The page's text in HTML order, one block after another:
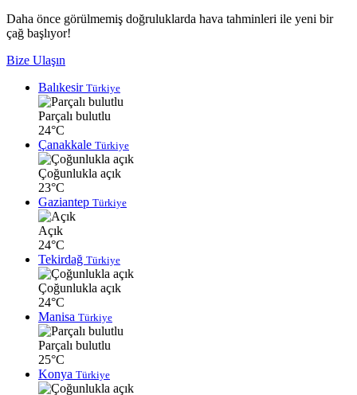
Daha önce görülmemiş doğruluklarda hava tahminleri ile yeni bir
çağ başlıyor!
Bize Ulaşın
Balıkesir Türkiye
Parçalı bulutlu
24°C
Çanakkale Türkiye
Çoğunlukla açık
23°C
Gaziantep Türkiye
Açık
24°C
Tekirdağ Türkiye
Çoğunlukla açık
24°C
Manisa Türkiye
Parçalı bulutlu
25°C
Konya Türkiye